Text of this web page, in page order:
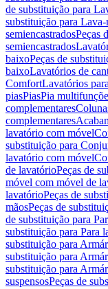
de substituição para
substituição para Lava-
semiencastradosPeças
semiencastrados
baixoPeças de
baixoLavatórios de
ComfortLavatórios
piasPiasPia
complementares
complementares
lavatório com móvel
substituição para
lavatório com móvel
de lavatórioPeças de
móvel com móvel de
lavatórioPeças de
mãosPeças de
de substituição para
substituição para Para
substituição para
substituição para
substituição para
suspensosPeças de